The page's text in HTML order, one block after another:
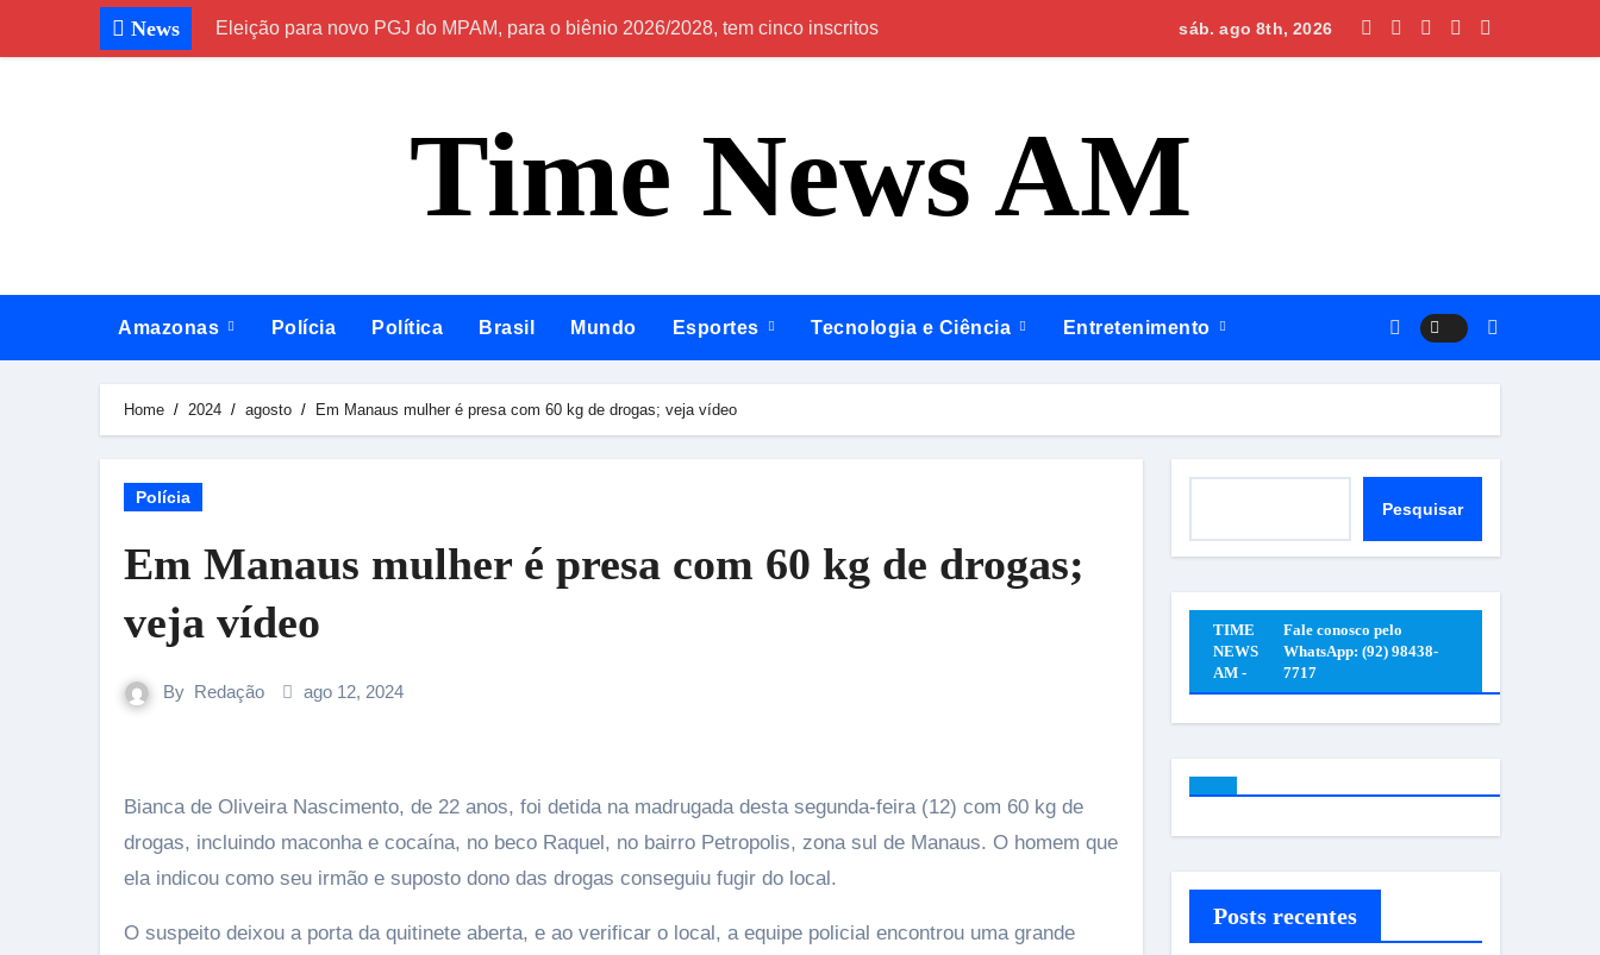
News Eleição para novo PGJ do MPAM, para o biênio 2026/2028, tem cinco inscritos Em Itapiranga e Silves, Omar apresenta plano para regionalizar saúde,
sáb. ago 8th, 2026
Time News AM
Amazonas Polícia Política Brasil Mundo Esportes Tecnologia e Ciência Entretenimento
Home 2024 agosto Em Manaus mulher é presa com 60 kg de drogas; veja vídeo
Polícia
Em Manaus mulher é presa com 60 kg de drogas;
veja vídeo
By Redação ago 12, 2024
Bianca de Oliveira Nascimento, de 22 anos, foi detida na madrugada desta segunda-feira (12) com 60 kg de
drogas, incluindo maconha e cocaína, no beco Raquel, no bairro Petropolis, zona sul de Manaus. O homem que
ela indicou como seu irmão e suposto dono das drogas conseguiu fugir do local.
O suspeito deixou a porta da quitinete aberta, e ao verificar o local, a equipe policial encontrou uma grande
Pesquisar
TIME
NEWS
AM -
Fale conosco pelo
WhatsApp: (92) 98438-
7717
Posts recentes